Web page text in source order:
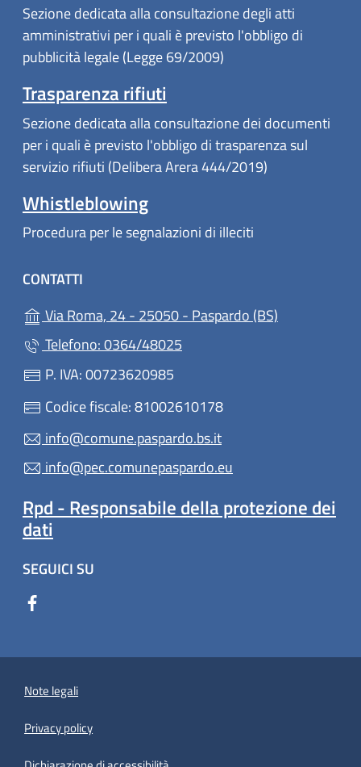
Sezione dedicata alla consultazione degli atti
amministrativi per i quali è previsto l'obbligo di
pubblicità legale (Legge 69/2009)
Trasparenza rifiuti
Sezione dedicata alla consultazione dei documenti
per i quali è previsto l'obbligo di trasparenza sul
servizio rifiuti (Delibera Arera 444/2019)
Whistleblowing
Procedura per le segnalazioni di illeciti
CONTATTI
Via Roma, 24 - 25050 - Paspardo (BS)
Telefono: 0364/48025
P. IVA: 00723620985
Codice fiscale: 81002610178
info@comune.paspardo.bs.it
info@pec.comunepaspardo.eu
Rpd - Responsabile della protezione dei
dati
SEGUICI SU
Note legali
Privacy policy